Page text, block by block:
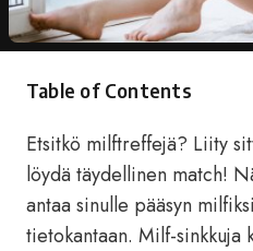
Table of Contents
Etsitkö milftreffejä? Liity
löydä täydellinen match!
antaa sinulle pääsyn
tietokantaan. Milf-sinkkuja